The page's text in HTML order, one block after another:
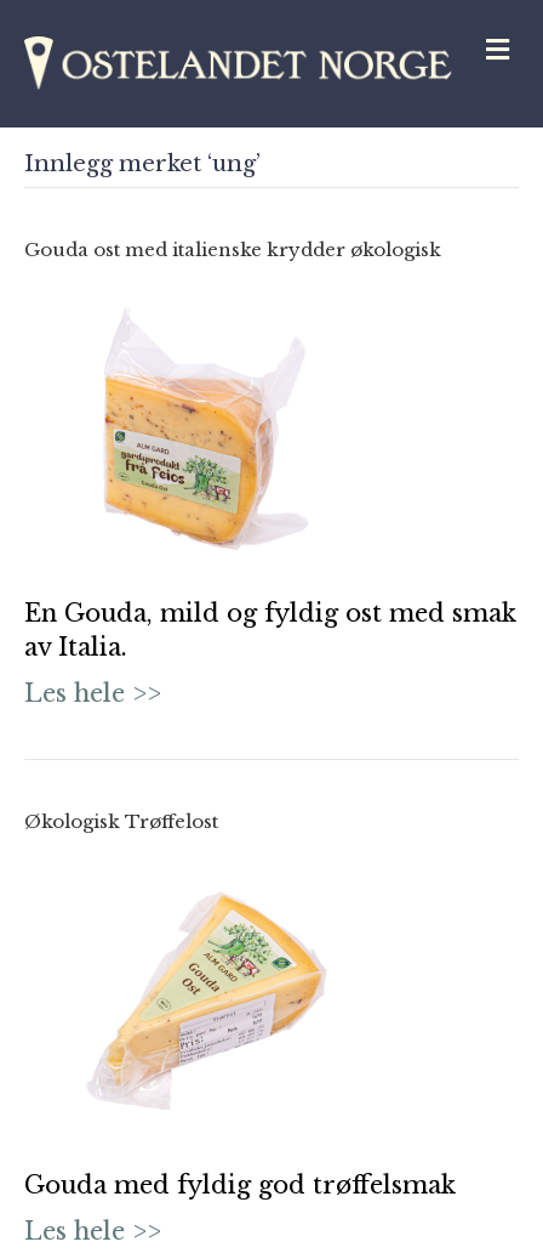
Innlegg merket ‘ung’
Gouda ost med italienske krydder økologisk
En Gouda, mild og fyldig ost med smak
av Italia.
Les hele >>
Økologisk Trøffelost
Gouda med fyldig god trøffelsmak
Les hele >>